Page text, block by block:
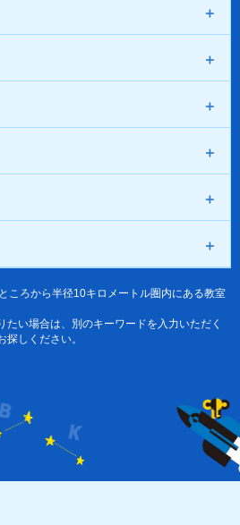
ころから半径10キロメートル圏内にある教室
たい場合は、別のキーワードを入力いただく
しください。